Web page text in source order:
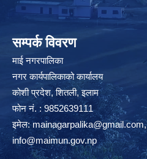
सम्पर्क विवरण
माई नगरपालिका
नगर कार्यपालिकाको कार्यालय
कोशी प्रदेश, शितली, इलाम
फोन नं. : 9852639111
इमेल:mainagarpalika@gmail.com,
info@maimun.gov.np